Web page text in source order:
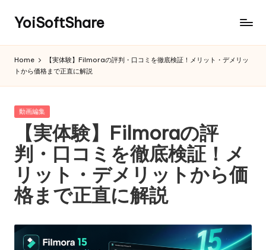
YoiSoftShare
Home
【実体験】Filmoraの評判・口コミを徹底検証！メリット・デメリッ
トから価格まで正直に解説
Posted
動画編集
【実体験】Filmoraの評
判・口コミを徹底検証！メ
リット・デメリットから価
格まで正直に解説